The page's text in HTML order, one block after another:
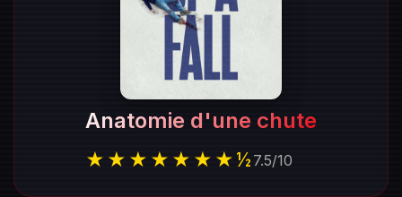
Anatomie d'une chute
★★★★★★★½ 7.5/10